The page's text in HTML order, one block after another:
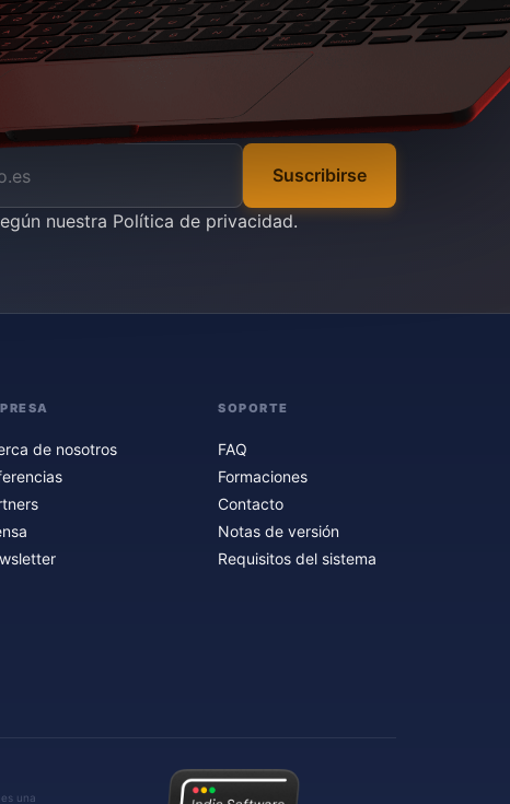
Suscribirse
nuestra Política de privacidad.
de nosotros
SOPORTE
FAQ
Formaciones
Contacto
Notas de versión
Requisitos del sistema
una